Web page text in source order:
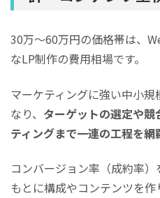
30万～60万円の価格帯は、
なLP制作の費用相場です。
マーケティングに強い中小
なり、 ターゲットの選定や
ティングまで一連の工程を網
コンバージョン率（成約率）
もとに構成やコンテンツを